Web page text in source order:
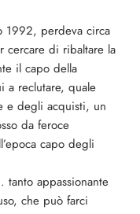
1992, perdeva circa
cercare di ribaltare la
il capo della
a reclutare, quale
e degli acquisti, un
da feroce
capo degli
tanto appassionante
che può farci